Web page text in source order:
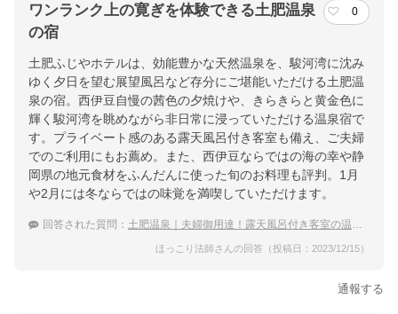
ワンランク上の寛ぎを体験できる土肥温泉
の宿
0
土肥ふじやホテルは、効能豊かな天然温泉を、駿河湾に沈み
ゆく夕日を望む展望風呂など存分にご堪能いただける土肥温
泉の宿。西伊豆自慢の茜色の夕焼けや、きらきらと黄金色に
輝く駿河湾を眺めながら非日常に浸っていただける温泉宿で
す。プライベート感のある露天風呂付き客室も備え、ご夫婦
でのご利用にもお薦め。また、西伊豆ならではの海の幸や静
岡県の地元食材をふんだんに使った旬のお料理も評判。1月
や2月には冬ならではの味覚を満喫していただけます。
回答された質問： 土肥温泉｜夫婦御用達！露天風呂付き客室の温泉宿は？
ほっこり法師さんの回答（投稿日：2023/12/15）
通報する